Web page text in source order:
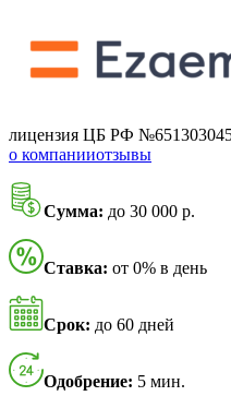
лицензия ЦБ РФ
о компанииотзывы
Сумма: до 30 000 р.
Ставка: от 0% в день
Срок: до 60 дней
Одобрение: 5 мин.